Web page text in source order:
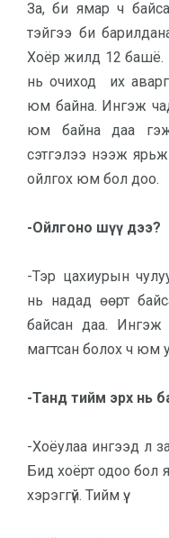
За, би ямар ч
тэйгээ би
Хоёр жилд 12 башё.
нь очиход их
юм байна. Ингэж
юм байна даа
сэтгэлээ нээж ярьж
ойлгох юм бол доо.
-Ойлгоно шүү дээ?
-Тэр цахиурын
нь надад өөрт
байсан даа. Ингэж
магтсан болох ч юм
-Танд тийм эрх нь
-Хоёулаа ингээд л
Бид хоёрт одоо бол
хэрэггүй. Тийм үү.